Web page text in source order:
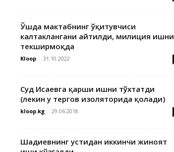
Ўшда мактабнинг ўқитувчиси
калтаклангани айтилди, милиция ишни
текширмоқда
Kloop - 31.10.2022
Суд Исаевга қарши ишни тўхтатди
(лекин у тергов изоляторида қолади)
kloop.kg - 29.06.2018
Шадиевнинг устидан иккинчи жиноят